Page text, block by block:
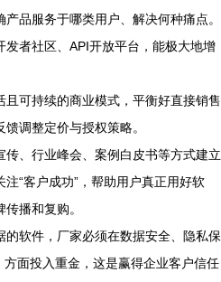
产品服务于哪类用户、解决何种痛点。
者社区、API开放平台，能极大地增
且可持续的商业模式，平衡好直接销售
调整定价与授权策略。
传、行业峰会、案例白皮书等方式建立
“客户成功”，帮助用户真正用好软
播和复购。
的软件，厂家必须在数据安全、隐私保
面投入重金，这是赢得企业客户信任